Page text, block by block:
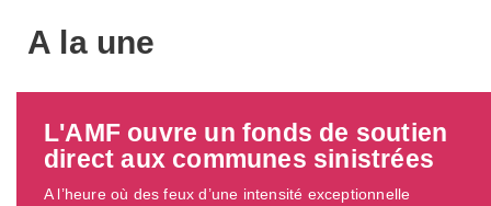
A la une
L'AMF ouvre un fonds de soutien
direct aux communes sinistrées
A l’heure où des feux d’une intensité exceptionnelle